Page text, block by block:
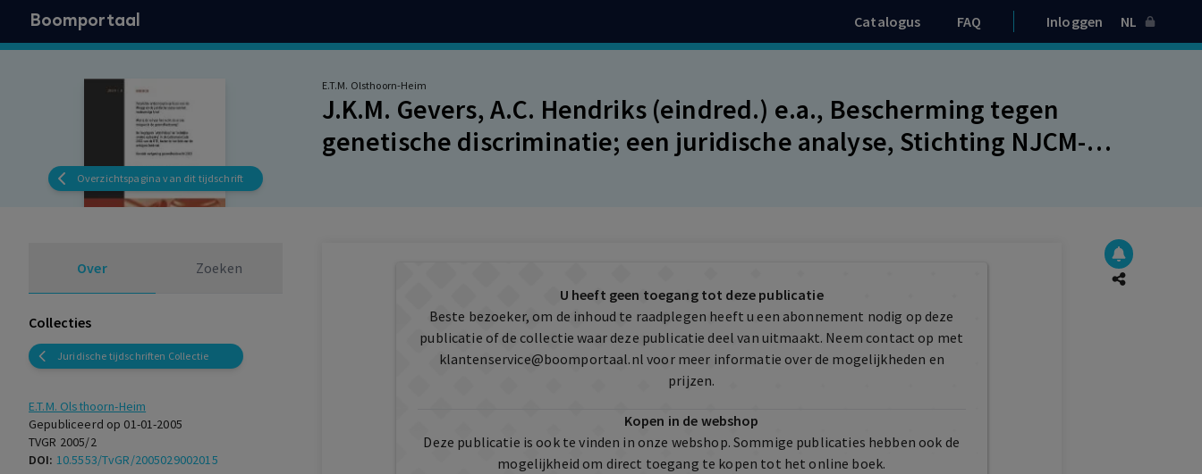
Boomportaal Catalogus FAQ Inloggen NL
Overzichtspagina van dit tijdschrift
E.T.M. Olsthoorn-Heim
J.K.M. Gevers, A.C. Hendriks (eindred.) e.a., Bescherming tegen
genetische discriminatie; een juridische analyse, Stichting NJCM-
Over Zoeken
Collecties
Juridische tijdschriften Collectie
E.T.M. Olsthoorn-Heim
Gepubliceerd op 01-01-2005
TVGR 2005/2
DOI: 10.5553/TvGR/2005029002015
U heeft geen toegang tot deze publicatie
Beste bezoeker, om de inhoud te raadplegen heeft u een abonnement nodig op deze
publicatie of de collectie waar deze publicatie deel van uitmaakt. Neem contact op met
klantenservice@boomportaal.nl voor meer informatie over de mogelijkheden en
prijzen.
Kopen in de webshop
Deze publicatie is ook te vinden in onze webshop. Sommige publicaties hebben ook de
mogelijkheid om direct toegang te kopen tot het online boek.